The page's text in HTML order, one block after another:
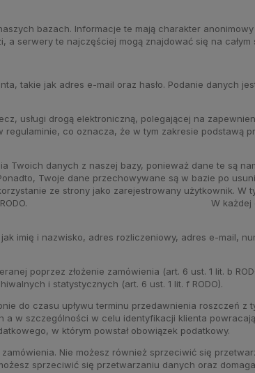
bazach. Informacje te mają charakter
serwery te najczęściej mogą znajdować się na całym
takie jak adres e-mail oraz hasło. Podanie danych
usługi drogą elektroniczną, polegającej na
co oznacza, że w tym zakresie podstawą
danych z naszej bazy, ponieważ dane te są
Twoje dane przechowywane są w bazie po
ze strony jako zarejestrowany użytkownik. W
art. 6 ust. 1 lit. f RODO. W każdej chwili
imię i nazwisko, adres rozliczeniowy, adres e-mail,
poprzez złożenie zamówienia (art. 6 ust. 1 lit. b
i statystycznych (art. 6 ust. 1 lit. f RODO).
do czasu upływu terminu przedawnienia roszczeń z
w szczególności w celu identyfikacji klienta
w którym powstał obowiązek podatkowy.
Nie możesz również sprzeciwić się
sprzeciwić się przetwarzaniu danych oraz